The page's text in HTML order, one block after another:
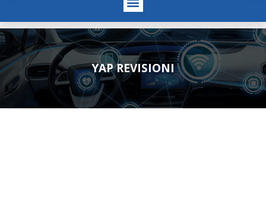
YAP REVISIONI